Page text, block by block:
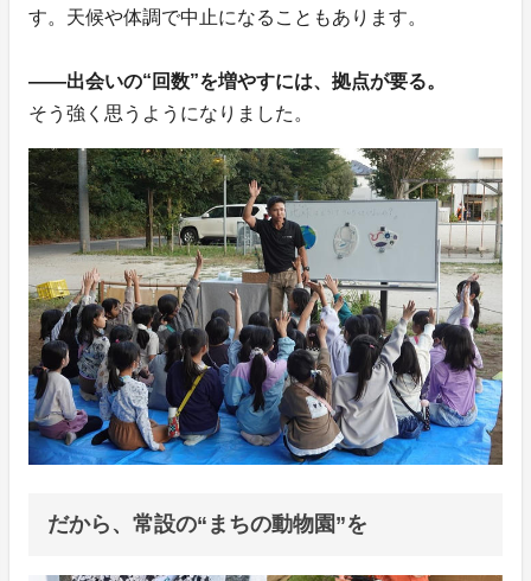
す。天候や体調で中止になることもあります。
——出会いの“回数”を増やすには、拠点が要る。
そう強く思うようになりました。
だから、常設の“まちの動物園”を